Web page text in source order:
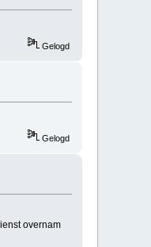
Gelogd
Gelogd
overnam